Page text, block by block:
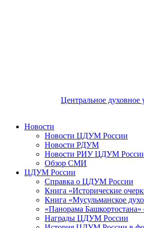
Центральное духовное
Новости
Новости ЦДУМ России
Новости РДУМ
Новости РИУ ЦДУМ
Обзор СМИ
ЦДУМ России
Справка о ЦДУМ России
Книга «Исторические
Книга «Мусульманское
«Панорама
Награды ЦДУМ России